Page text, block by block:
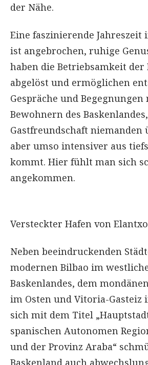
der Nähe.
Eine faszinierende Jahreszeit
ist angebrochen, ruhige
haben die Betriebsamkeit der
abgelöst und ermöglichen
Gespräche und Begegnungen
Bewohnern des
Gastfreundschaft niemanden
aber umso intensiver aus
kommt. Hier fühlt man sich
angekommen.
Versteckter Hafen von
Neben beeindruckenden
modernen Bilbao im
Baskenlandes, dem
im Osten und Vitoria-Gasteiz
sich mit dem Titel
spanischen Autonomen
und der Provinz Araba“
Baskenland auch